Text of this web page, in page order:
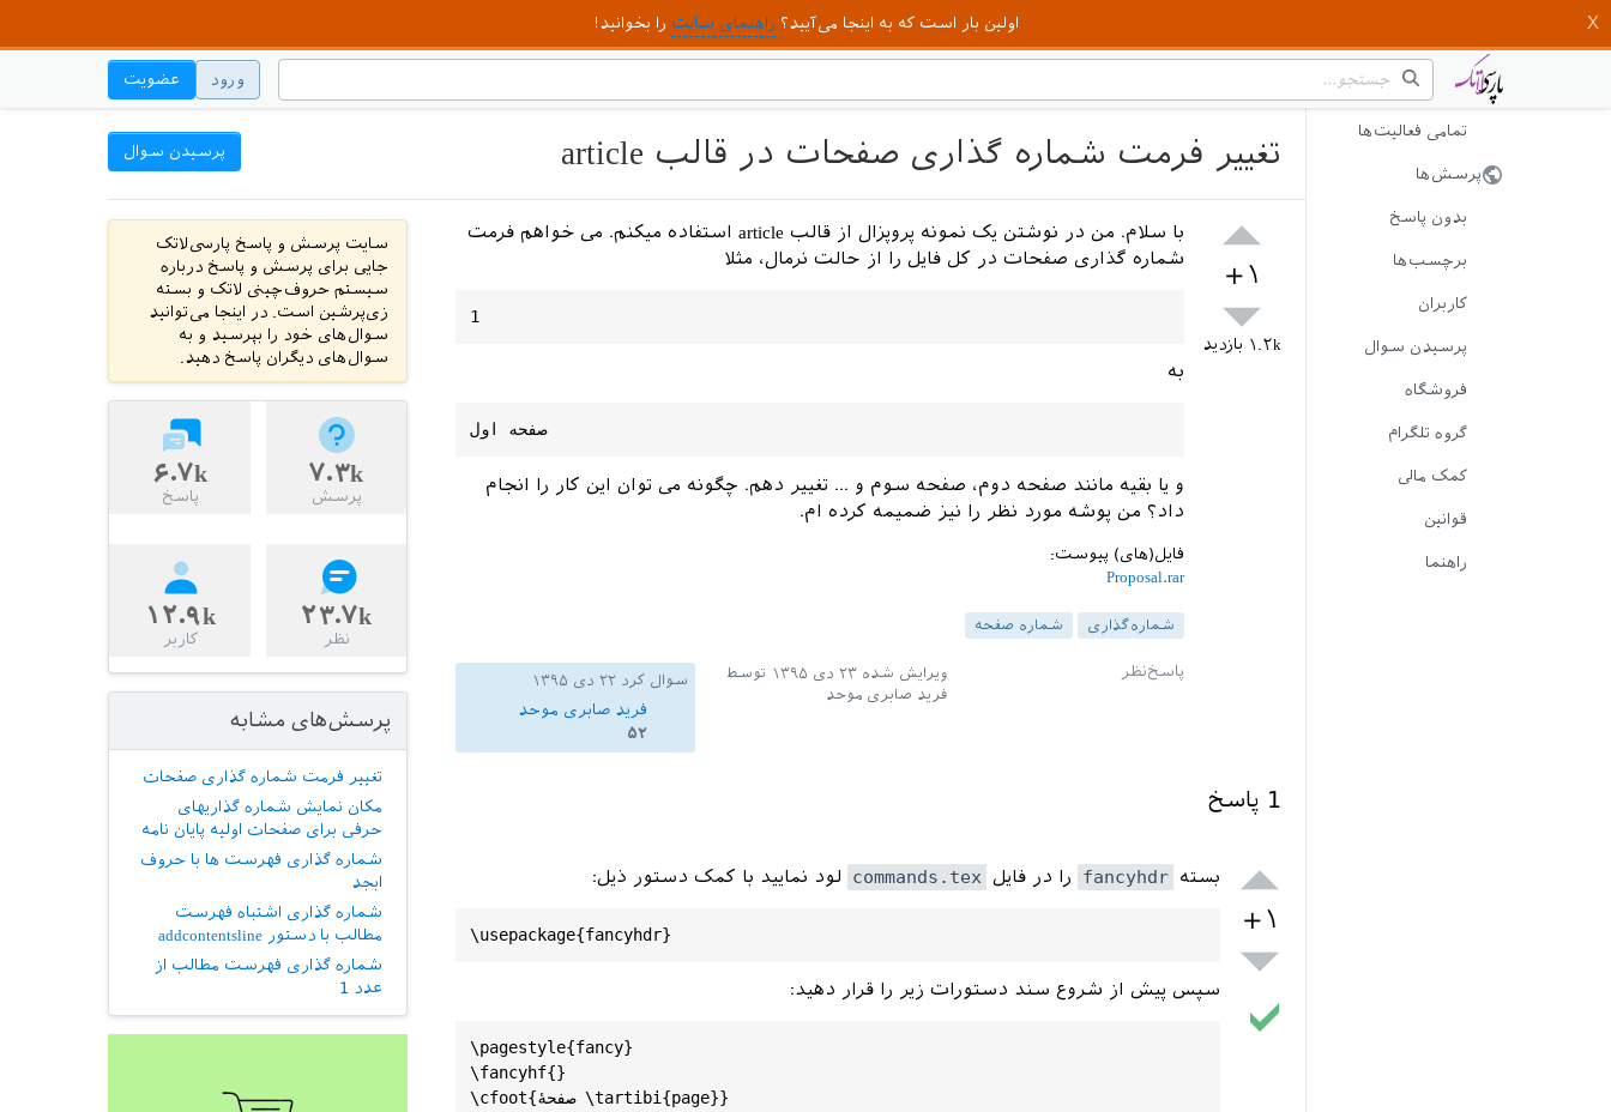
اولین بار است که به اینجا می‌آیید؟ راهنمای سایت را بخوانید!
ورود عضویت
تمامی فعالیت‌ها
پرسش‌ها
بدون پاسخ
برچسب‌ها
کاربران
پرسیدن سوال
فروشگاه
گروه تلگرام
کمک مالی
قوانین
راهنما
تغییر فرمت شماره گذاری صفحات در قالب article پرسیدن سوال
+۱
۱.۲k بازدید
با سلام. من در نوشتن یک نمونه پروپزال از قالب article استفاده میکنم. می خواهم فرمت
شماره گذاری صفحات در کل فایل را از حالت نرمال، مثلا
به
و یا بقیه مانند صفحه دوم، صفحه سوم و ... تغییر دهم. چگونه می توان این کار را انجام
داد؟ من پوشه مورد نظر را نیز ضمیمه کرده ام.
فایل(های) پیوست:
Proposal.rar
شماره‌گذاری شماره صفحه
ویرایش شده ۲۳ دی ۱۳۹۵
توسط
فرید صابری موحد
سوال کرد ۲۲ دی ۱۳۹۵
فرید صابری موحد
۵۲
1 پاسخ
+۱
بسته fancyhdr را در فایل ‍ commands.tex لود نمایید با کمک دستور ذیل:
سپس پیش‌ از شروع سند دستورات زیر را قرار دهید:
\pagestyle{fancy}
\fancyhf{}
\cfoot{صفحهٔ \tartibi{page}}
سایت پرسش و پاسخ پارسی‌لاتک
جایی برای پرسش و پاسخ درباره
سیستم حروف‌چینی لاتک و بسته
زی‌پرشین است. در اینجا می‌توانید
سوال‌های خود را بپرسید و به
سوال‌های دیگران پاسخ دهید.
۷.۳k
پرسش
۶.۷k
پاسخ
۲۳.۷k
نظر
۱۲.۹k
کاربر
پرسش‌های مشابه
تغییر فرمت شماره گذاری صفحات
مکان نمایش شماره گذاریهای
حرفی برای صفحات اولیه پایان نامه
شماره گذاری فهرست ها با حروف
ابجد
شماره گذاری اشتباه فهرست
مطالب با دستور addcontentsline
شماره گذاری فهرست مطالب از
عدد 1